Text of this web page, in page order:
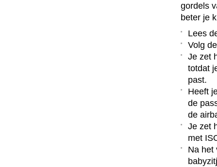
gordels
beter je
Lees
Volg
Je zet
totdat
past.
Heeft
de
de
Je zet
met
Na het